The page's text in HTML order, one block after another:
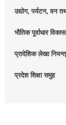
उद्योग, पर्यटन, वन
भौतिक पूर्वाधार
प्रादेशिक लेखा
प्रदेश शिक्षा समुह